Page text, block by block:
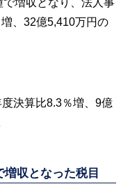
、32億5,410万円の
決算比8.3％増、9億
収となった税目